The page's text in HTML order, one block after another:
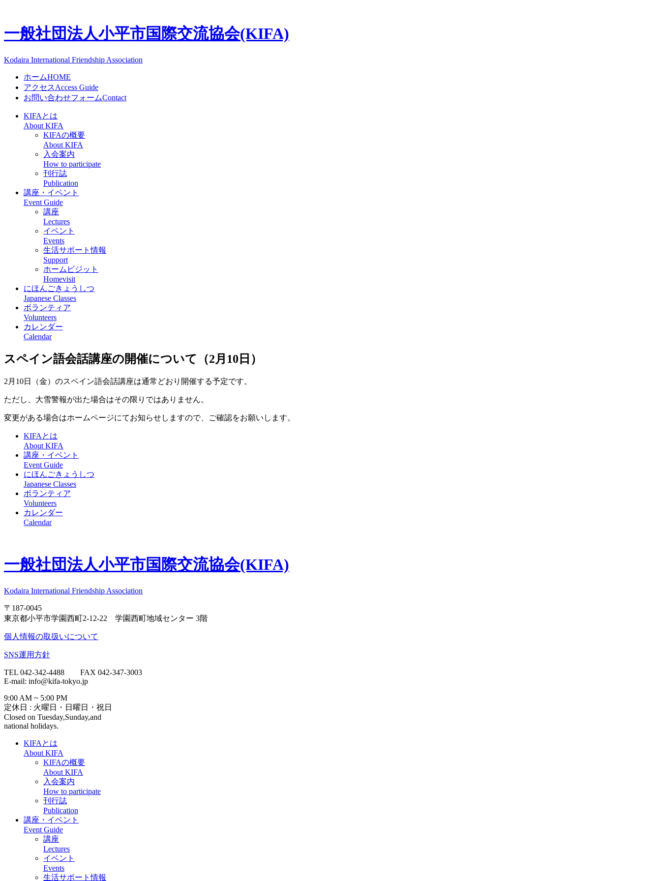
一般社団法人小平市国際交流協会(KIFA)
Kodaira International Friendship Association
ホームHOME
アクセスAccess Guide
お問い合わせフォームContact
KIFAとは
About KIFA
KIFAの概要
About KIFA
入会案内
How to participate
刊行誌
Publication
講座・イベント
Event Guide
講座
Lectures
イベント
Events
生活サポート情報
Support
ホームビジット
Homevisit
にほんごきょうしつ
Japanese Classes
ボランティア
Volunteers
カレンダー
Calendar
スペイン語会話講座の開催について（2月10日）
2月10日（金）のスペイン語会話講座は通常どおり開催する予定です。
ただし、大雪警報が出た場合はその限りではありません。
変更がある場合はホームページにてお知らせしますので、ご確認をお願いします。
KIFAとは
About KIFA
講座・イベント
Event Guide
にほんごきょうしつ
Japanese Classes
ボランティア
Volunteers
カレンダー
Calendar
一般社団法人小平市国際交流協会(KIFA)
Kodaira International Friendship Association
〒187-0045
東京都小平市学園西町2-12-22 学園西町地域センター 3階
個人情報の取扱いについて
SNS運用方針
TEL 042-342-4488 FAX 042-347-3003
E-mail: info@kifa-tokyo.jp
9:00 AM ~ 5:00 PM
定休日 : 火曜日・日曜日・祝日
Closed on Tuesday,Sunday,and
national holidays.
KIFAとは
About KIFA
KIFAの概要
About KIFA
入会案内
How to participate
刊行誌
Publication
講座・イベント
Event Guide
講座
Lectures
イベント
Events
生活サポート情報